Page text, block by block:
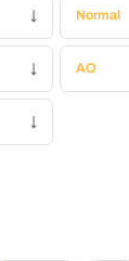
↓ Normal
↓ AO
↓